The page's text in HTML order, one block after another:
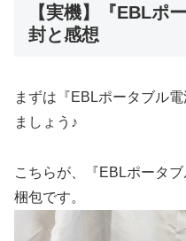
【実機】『EBLポ
封と感想
まずは『EBLポータブル
ましょう♪
こちらが、『EBLポータ
梱包です。